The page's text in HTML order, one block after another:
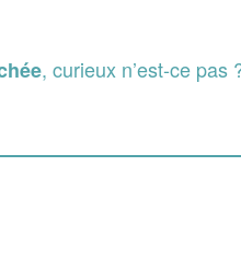
, curieux n’est-ce pas